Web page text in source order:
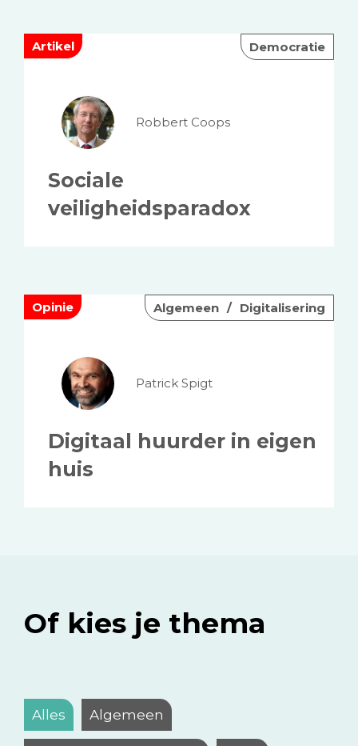
Artikel Democratie
Robbert Coops
Sociale
veiligheidsparadox
Opinie Algemeen Digitalisering
Patrick Spigt
Digitaal huurder in eigen
huis
Of kies je thema
Alles Algemeen